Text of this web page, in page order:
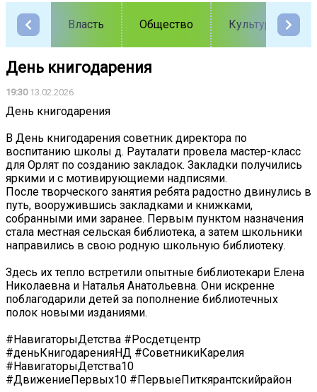
Власть Общество Культура
День книгодарения
19:3013.02.2026
День книгодарения
В День книгодарения советник директора по
воспитанию школы д. Рауталати провела мастер-класс
для Орлят по созданию закладок. Закладки получились
яркими и с мотивирующиеми надписями.
После творческого занятия ребята радостно двинулись в
путь, вооружившись закладками и книжками,
собранными ими заранее. Первым пунктом назначения
стала местная сельская библиотека, а затем школьники
направились в свою родную школьную библиотеку.
Здесь их тепло встретили опытные библиотекари Елена
Николаевна и Наталья Анатольевна. Они искренне
поблагодарили детей за пополнение библиотечных
полок новыми изданиями.
#НавигаторыДетства #Росдетцентр
#деньКнигодаренияНД #СоветникиКарелия
#НавигаторыДетства10
#ДвижениеПервых10 #ПервыеПиткярантскийрайон